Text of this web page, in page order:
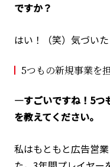
ですか？
はい！（笑）気づい
5つもの新規事業を
―すごいですね！5つ
を教えてください。
私はもともと広告営